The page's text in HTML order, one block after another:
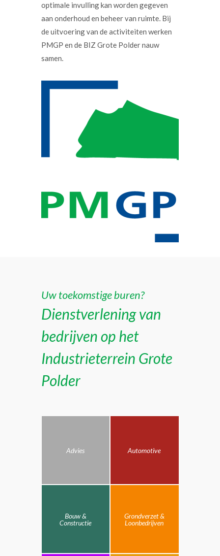
optimale invulling kan worden gegeven
aan onderhoud en beheer van ruimte. Bij
de uitvoering van de activiteiten werken
PMGP en de BIZ Grote Polder nauw
samen.
Uw toekomstige buren?
Dienstverlening van
bedrijven op het
Industrieterrein Grote
Polder
Advies Automotive
Bouw &
Constructie
Grondverzet &
Loonbedrijven